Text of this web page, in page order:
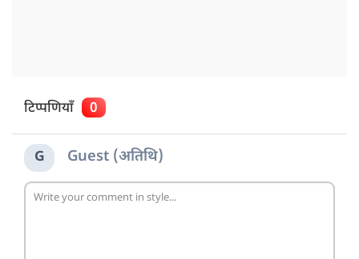
टिप्पणियाँ 0
G Guest (अतिथि)